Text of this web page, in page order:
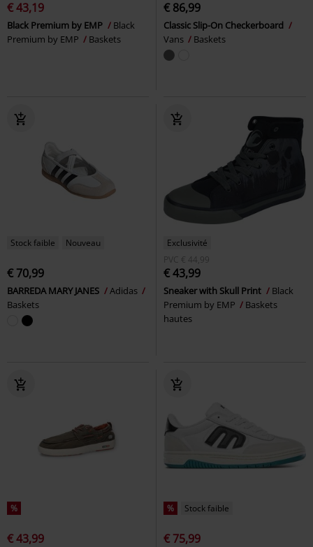
€ 43,19
Black Premium by EMP
Black
Premium by EMP
Baskets
€ 86,99
Classic Slip-On Checkerboard
Vans
Baskets
Stock faible Nouveau
€ 70,99
BARREDA MARY JANES
Adidas
Baskets
Exclusivité
PVC € 44,99
€ 43,99
Sneaker with Skull Print
Black
Premium by EMP
Baskets
hautes
%
€ 43,99
% Stock faible
€ 75,99